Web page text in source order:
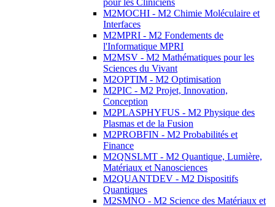
pour les Cliniciens
M2MOCHI - M2 Chimie Moléculaire et
Interfaces
M2MPRI - M2 Fondements de
l'Informatique MPRI
M2MSV - M2 Mathématiques pour les
Sciences du Vivant
M2OPTIM - M2 Optimisation
M2PIC - M2 Projet, Innovation,
Conception
M2PLASPHYFUS - M2 Physique des
Plasmas et de la Fusion
M2PROBFIN - M2 Probabilités et
Finance
M2QNSLMT - M2 Quantique, Lumière,
Matériaux et Nanosciences
M2QUANTDEV - M2 Dispositifs
Quantiques
M2SMNO - M2 Science des Matériaux et